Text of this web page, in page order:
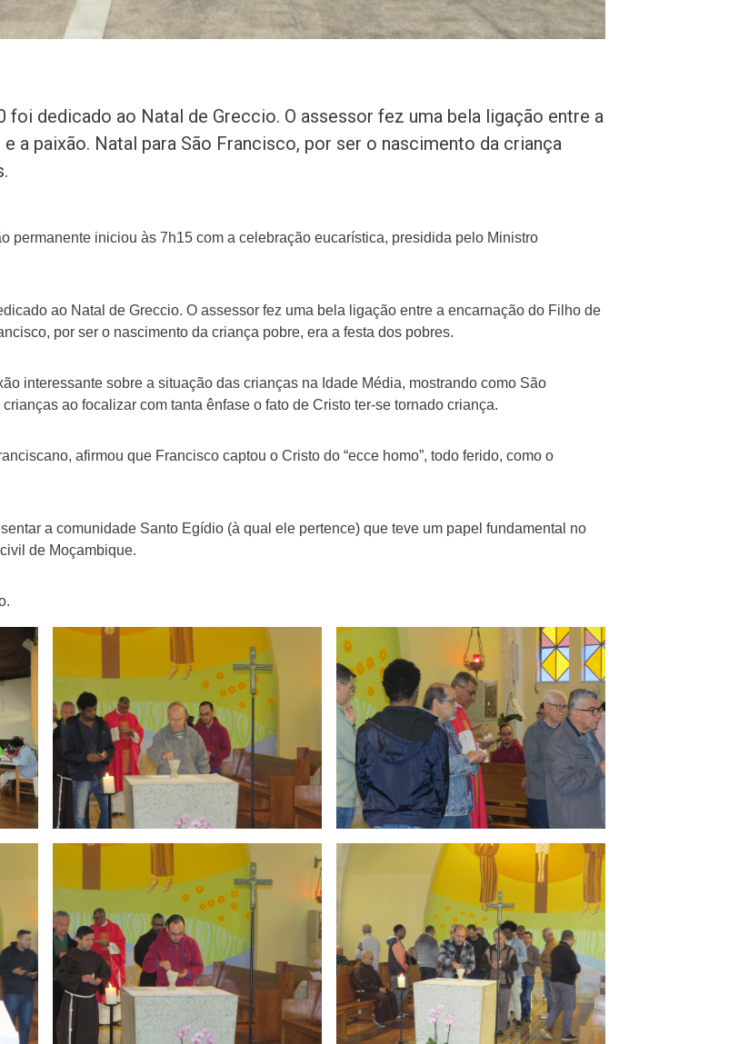
foi dedicado ao Natal de Greccio. O assessor fez uma bela ligação entre a
a paixão. Natal para São Francisco, por ser o nascimento da criança
permanente iniciou às 7h15 com a celebração eucarística, presidida pelo Ministro
ao Natal de Greccio. O assessor fez uma bela ligação entre a encarnação do Filho de
por ser o nascimento da criança pobre, era a festa dos pobres.
interessante sobre a situação das crianças na Idade Média, mostrando como São
ao focalizar com tanta ênfase o fato de Cristo ter-se tornado criança.
afirmou que Francisco captou o Cristo do “ecce homo”, todo ferido, como o
a comunidade Santo Egídio (à qual ele pertence) que teve um papel fundamental no
de Moçambique.